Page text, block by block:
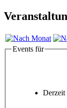
Events für
Derzeit